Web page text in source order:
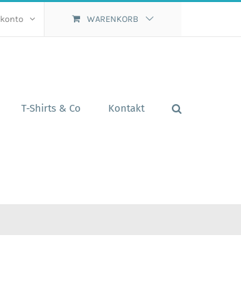
WARENKORB
T-Shirts & Co Kontakt